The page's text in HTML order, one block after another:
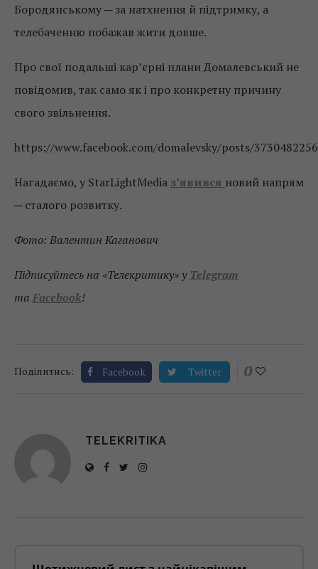
Бородянському ─ за натхнення й підтримку, а
телебаченню побажав жити довше.
Про свої подальші кар’єрні плани Домалевський не
повідомив, так само як і про конкретну причину
свого звільнення.
https://www.facebook.com/domalevsky/posts/
Нагадаємо, у StarLightMedia з’явився новий напрям
─ сталого розвитку.
Фото: Валентин Каганович
Підписуйтесь на «Телекритику» у Telegram
та Facebook!
Поділитись: Facebook Twitter 0
TELEKRITIKA